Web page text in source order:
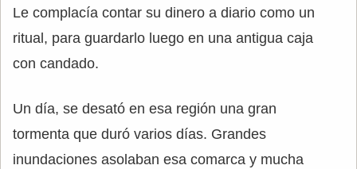
Le complacía contar su dinero a diario como un
ritual, para guardarlo luego en una antigua caja
con candado.
Un día, se desató en esa región una gran
tormenta que duró varios días. Grandes
inundaciones asolaban esa comarca y mucha